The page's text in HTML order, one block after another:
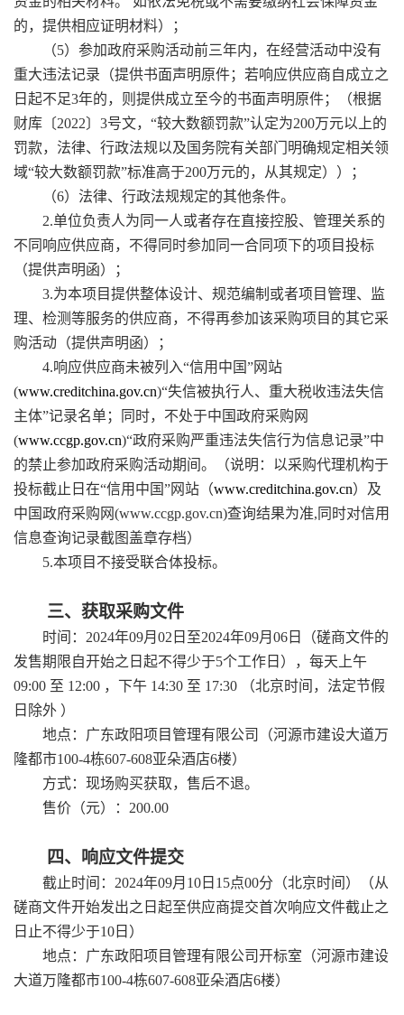
的，提供相应证明材料）；
（5）参加政府采购活动前三年内，在经营活动中没有
重大违法记录 （提供书面声明原件；若响应供应商自成立之
日起不足3年的，则提供成立至今的书面声明原件；（根据
财库〔2022〕3号文，“较大数额罚款”认定为200万元以上的
罚款，法律、行政法规以及国务院有关部门明确规定相关领
域“较大数额罚款”标准高于200万元的，从其规定） ）
；
（6）法律、行政法规规定的其他条件。
2.单位负责人为同一人或者存在直接控股、管理关系的
不同 响应供应商，不得同时参加同一合同项下的项目投标
（提供声明函）；
3.为本项目提供整体设计、规范编制或者项目管理、监
理、检测等服务的供应商，不得再参加该采购项目的其它采
购活动 （提供声明函）；
4.响应供应商未被列入“信用中国”网站
(www.creditchina.gov.cn)“失信被执行人、重大税收违法失信
主体”记录名单；同时，不处于中国政府采购网
(www.ccgp.gov.cn)“政府采购严重违法失信行为信息记录”中
的禁止参加政府采购活动期间。（说明：以采购代理机构于
投标截止日在“信用中国”网站（www.creditchina.gov.cn）及
中国政府采购网(www.ccgp.gov.cn)查询结果为准,同时对信用
信息查询记录截图盖章存档）
5.本项目不接受联合体投标。
三、获取采购文件
时间： 2024年09月 02 日至2024年09月 06 日（磋商文件的
发售期限自开始之日起不得少于5个工作日），每天上午
09:00 至 12:00 ，下午 14:30 至 17:30 （北京时间，法定节假
日除外 ）
地点： 广东政阳项目管理有限公司 （河源市建设大道万
隆都市100-4栋607-608亚朵酒店6楼）
方式：现场购买获取，售后不退。
售价（元）： 200.00
四、响应文件提交
截止时间： 2024年09月 10 日 15点00分 （北京时间）（从
磋商文件开始发出之日起至供应商提交首次响应文件截止之
日止不得少于10日）
地点： 广东政阳项目管理有限公司开标室 （河源市建设
大道万隆都市100-4栋607-608亚朵酒店6楼）